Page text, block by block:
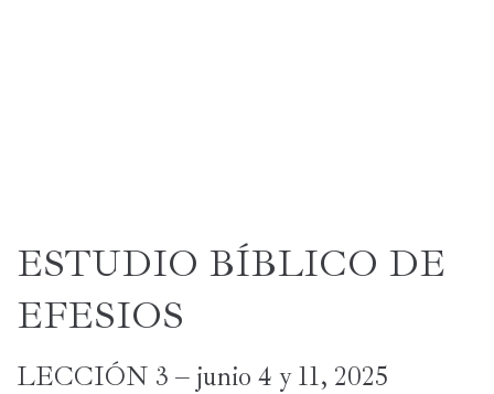
ESTUDIO BÍBLICO DE
EFESIOS
LECCIÓN 3 – junio 4 y 11, 2025